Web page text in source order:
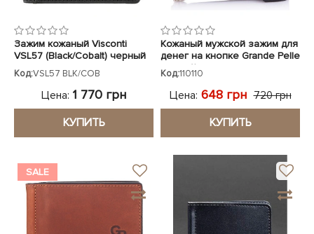
Зажим кожаный Visconti
VSL57 (Black/Cobalt) черный
Код:VSL57 BLK/COB
Цена: 1 770 грн
КУПИТЬ
Кожаный мужской зажим для
денег на кнопке Grande Pelle
черный
Код:110110
Цена: 648 грн 720 грн
КУПИТЬ
SALE